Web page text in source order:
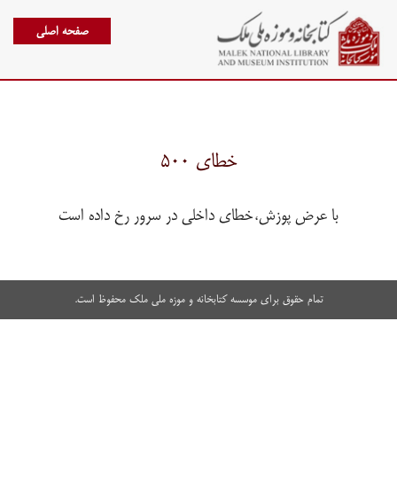
صفحه اصلی
خطای ۵۰۰
با عرض پوزش،خطای داخلی در سرور رخ داده است
تمام حقوق برای موسسه کتابخانه و موزه ملی ملک محفوظ است.